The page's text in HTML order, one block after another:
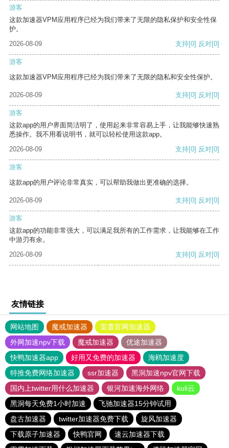
游客
这款加速器VPM应用程序已经为我们带来了无限的隐私保护和安全性保
护。
2026-08-09
支持[0] 反对[0]
游客
这款加速器VPM应用程序已经为我们带来了无限的隐私和安全性保护。
2026-08-09 支持[0] 反对[0]
游客
这款app的用户界面简洁明了，使用起来非常容易上手，让我能够快速熟
悉操作。我不用看说明书，就可以轻松使用这款app。
2026-08-09
支持[0] 反对[0]
游客
这款app的用户评论非常真实，可以帮助我做出更准确的选择。
2026-08-09 支持[0] 反对[0]
游客
这款app的功能非常强大，可以满足我所有的工作需求，让我能够在工作
中游刃有余。
2026-08-09
支持[0] 反对[0]
友情链接
网站地图 魔戒加速器
雷轰官网加速器
外网加速npv下载
魔戒加速器
优途加速器
快鸭加速器app
好用又免费的加速器
海鸥加速度
特推免费网络加速器
ssr加速器
黑洞加速npv官网下载
国内上twitter用什么加速器
银河加速海外网络
kuli云
黑洞每天免费1小时加速
飞驰加速器15分钟试用
盘古加速器
twitter加速器免费下载
旋风加速器
下载原子加速器
快鸭官网
速云加速器下载